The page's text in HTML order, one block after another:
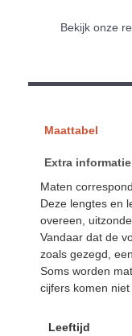
Bekijk onze
Maattabel
Extra informatie
Maten
Deze lengtes en
overeen,
Vandaar dat de
zoals gezegd,
Soms worden
cijfers komen
Leeftijd